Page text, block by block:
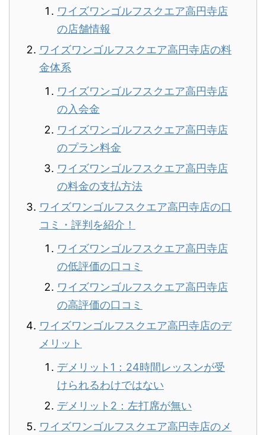
ワイズワンゴルフスクエア高円寺店
の店舗情報
ワイズワンゴルフスクエア高円寺店の料
金体系
ワイズワンゴルフスクエア高円寺店
の入会金
ワイズワンゴルフスクエア高円寺店
のプラン料金
ワイズワンゴルフスクエア高円寺店
の料金の支払方法
ワイズワンゴルフスクエア高円寺店の口
コミ・評判を紹介！
ワイズワンゴルフスクエア高円寺店
の低評価の口コミ
ワイズワンゴルフスクエア高円寺店
の高評価の口コミ
ワイズワンゴルフスクエア高円寺店のデ
メリット
デメリット1：24時間レッスンが受
けられるわけではない
デメリット2：左打席が無い
ワイズワンゴルフスクエア高円寺店のメ